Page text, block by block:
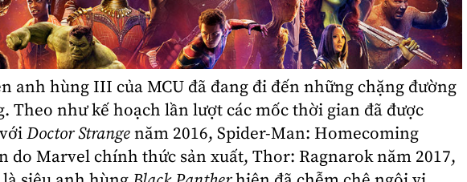
anh hùng III củaMCU đã đang đi đến những chặng đường
Theo như kế hoạch lần lượt các mốc thời gian đã được
Doctor Strangenăm 2016, Spider-Man: Homecoming
do Marvelchính thức sản xuất, Thor: Ragnarok năm 2017,